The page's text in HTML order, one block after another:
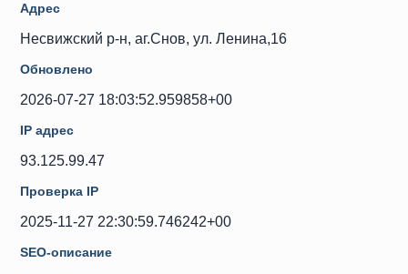
Адрес
Несвижский р-н, аг.Снов, ул. Ленина,16
Обновлено
2026-07-27 18:03:52.959858+00
IP адрес
93.125.99.47
Проверка IP
2025-11-27 22:30:59.746242+00
SEO-описание